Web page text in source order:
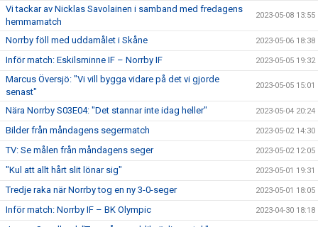
Vi tackar av Nicklas Savolainen i samband med fredagens
hemmamatch
2023-05-08 13:55
Norrby föll med uddamålet i Skåne 2023-05-06 18:38
Inför match: Eskilsminne IF – Norrby IF 2023-05-05 19:32
Marcus Översjö: "Vi vill bygga vidare på det vi gjorde
senast"
2023-05-05 15:01
Nära Norrby S03E04: "Det stannar inte idag heller" 2023-05-04 20:24
Bilder från måndagens segermatch 2023-05-02 14:30
TV: Se målen från måndagens seger 2023-05-02 12:05
"Kul att allt hårt slit lönar sig" 2023-05-01 19:31
Tredje raka när Norrby tog en ny 3-0-seger 2023-05-01 18:05
Inför match: Norrby IF – BK Olympic 2023-04-30 18:18